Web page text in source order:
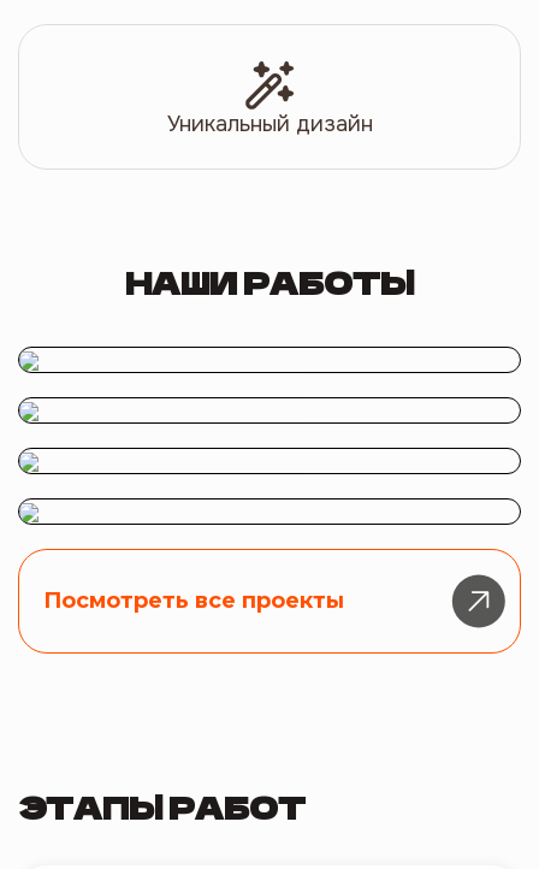
Уникальный дизайн
НАШИ РАБОТЫ
Посмотреть все проекты
ЭТАПЫ РАБОТ